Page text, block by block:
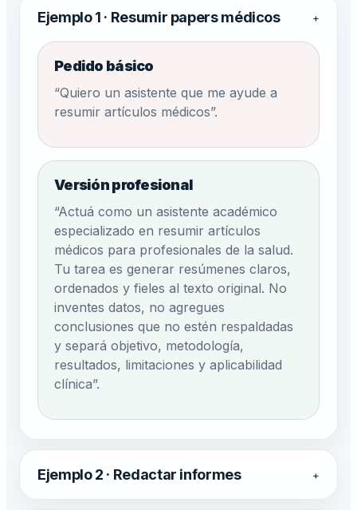
Ejemplo 1 · Resumir papers médicos +
Pedido básico
“Quiero un asistente que me ayude a
resumir artículos médicos”.
Versión profesional
“Actuá como un asistente académico
especializado en resumir artículos
médicos para profesionales de la salud.
Tu tarea es generar resúmenes claros,
ordenados y fieles al texto original. No
inventes datos, no agregues
conclusiones que no estén respaldadas
y separá objetivo, metodología,
resultados, limitaciones y aplicabilidad
clínica”.
Ejemplo 2 · Redactar informes +